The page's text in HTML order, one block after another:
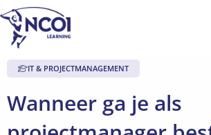
Wanneer ga je als
IT & PROJECTMANAGEMENT